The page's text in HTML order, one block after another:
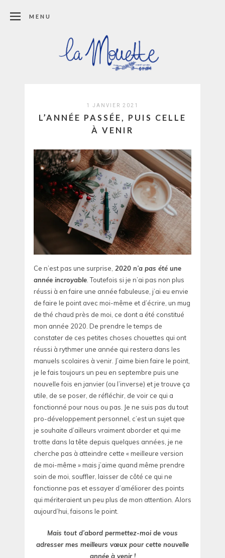
MENU
1 JANVIER 2021
L’ANNÉE PASSÉE, PUIS CELLE
À VENIR
Ce n’est pas une surprise, 2020 n’a pas été une
année incroyable . Toutefois si je n’ai pas non plus
réussi à en faire une année fabuleuse, j’ai eu envie
de faire le point avec moi-même et d’écrire, un mug
de thé chaud près de moi, ce dont a été constitué
mon année 2020. De prendre le temps de
constater de ces petites choses chouettes qui ont
réussi à rythmer une année qui restera dans les
manuels scolaires à venir. J’aime bien faire le point,
je le fais toujours un peu en septembre puis une
nouvelle fois en janvier (ou l’inverse) et je trouve ça
utile, de se poser, de réfléchir, de voir ce qui a
fonctionné pour nous ou pas. Je ne suis pas du tout
pro-développement personnel, c’est un sujet que
je souhaite d’ailleurs vraiment aborder et qui me
trotte dans la tête depuis quelques années, je ne
cherche pas à atteindre cette « meilleure version
de moi-même » mais j’aime quand même prendre
soin de moi, souffler, laisser de côté ce qui ne
fonctionne pas et essayer d’améliorer des points
qui mériteraient un peu plus de mon attention. Alors
aujourd’hui, faisons le point.
Mais tout d’abord permettez-moi de vous
adresser mes meilleurs vœux pour cette nouvelle
année à venir !